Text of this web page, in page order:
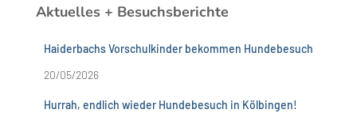
Aktuelles + Besuchsberichte
Haiderbachs Vorschulkinder bekommen Hundebesuch
20/05/2026
Hurrah, endlich wieder Hundebesuch in Kölbingen!